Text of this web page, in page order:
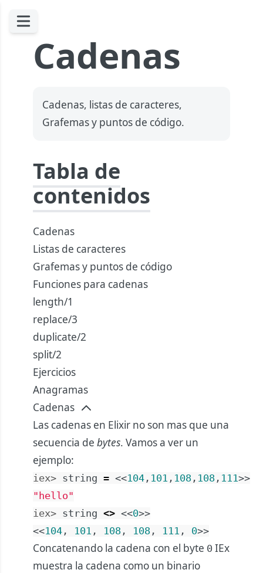
Cadenas
Cadenas, listas de caracteres,
Grafemas y puntos de código.
Tabla de
contenidos
Cadenas
Listas de caracteres
Grafemas y puntos de código
Funciones para cadenas
length/1
replace/3
duplicate/2
split/2
Ejercicios
Anagramas
Cadenas
Las cadenas en Elixir no son mas que una
secuencia de bytes. Vamos a ver un
ejemplo:
iex> string = <<104 , 101 , 108 , 108 , 111>>
"hello"
iex> string <> <<0>>
<<104 , 101 , 108 , 108 , 111 , 0>>
Concatenando la cadena con el byte 0 IEx
muestra la cadena como un binario